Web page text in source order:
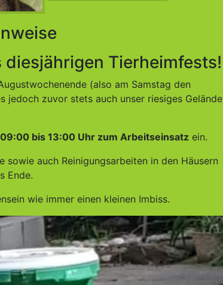
Tierheimfests!
(also am Samstag den
zuvor stets auch unser riesiges Gelände
bis 13:00 Uhr zum Arbeitseinsatz ein.
auch Reinigungsarbeiten in den Häusern
Ende.
wie immer einen kleinen Imbiss.